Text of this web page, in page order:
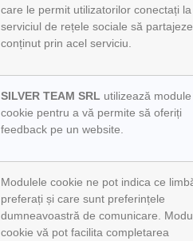
care le permit utilizatorilor conectați la
serviciul de rețele sociale să partajeze
conținut prin acel serviciu.
SILVER TEAM SRL utilizează module
cookie pentru a vă permite să oferiți
feedback pe un website.
Modulele cookie ne pot indica ce
preferați și care sunt preferințele
dumneavoastră de comunicare.
cookie vă pot facilita completarea